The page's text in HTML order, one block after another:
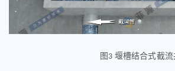
图 3 堰槽结合式截流